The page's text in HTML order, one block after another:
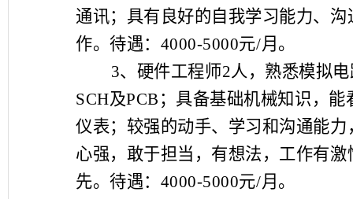
通讯；具有良好的自我学习能力、
作。待遇： 4000-5000元/月。
3、 硬件工程师2人，熟悉模拟
SCH及PCB ；具备基础机械知识，
仪表；较强的动手、学习和沟通能
心强，敢于担当，有想法，工作有激
先。待遇： 4000-5000元/月。